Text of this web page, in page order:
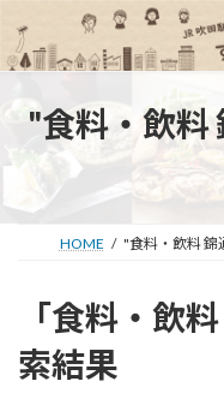
テ
ッ
ゲ
移
"食料・飲料
HOME "食料・飲料 錦
「食料・飲
索結果